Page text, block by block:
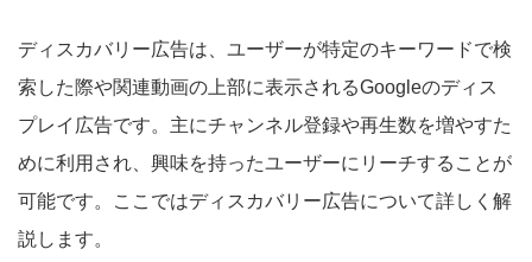
ディスカバリー広告は、ユーザーが特定のキーワードで検
索した際や関連動画の上部に表示されるGoogleのディス
プレイ広告です。主にチャンネル登録や再生数を増やすた
めに利用され、興味を持ったユーザーにリーチすることが
可能です。ここではディスカバリー広告について詳しく解
説します。